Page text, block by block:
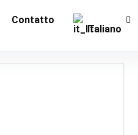
Contatto
Italiano